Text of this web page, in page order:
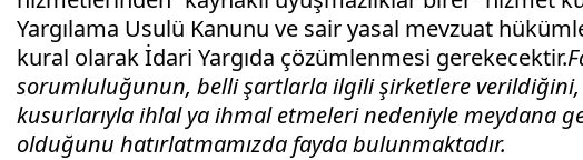
Yargılama Usulü Kanunu ve sair yasal mevzuat
kural olarak İdari Yargıda çözümlenmesi gerekecektir.
sorumluluğunun, belli şartlarla ilgili şirketlere
kusurlarıyla ihlal ya ihmal etmeleri nedeniyle meydana
olduğunu hatırlatmamızda fayda bulunmaktadır.